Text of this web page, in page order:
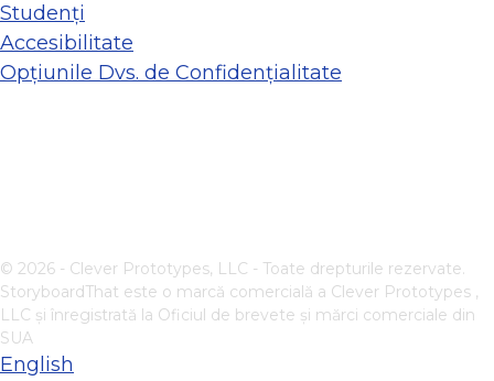
Studenți
Accesibilitate
Opțiunile Dvs. de Confidențialitate
© 2026 - Clever Prototypes, LLC - Toate drepturile rezervate.
StoryboardThat este o marcă comercială a Clever Prototypes ,
LLC și înregistrată la Oficiul de brevete și mărci comerciale din
SUA
English